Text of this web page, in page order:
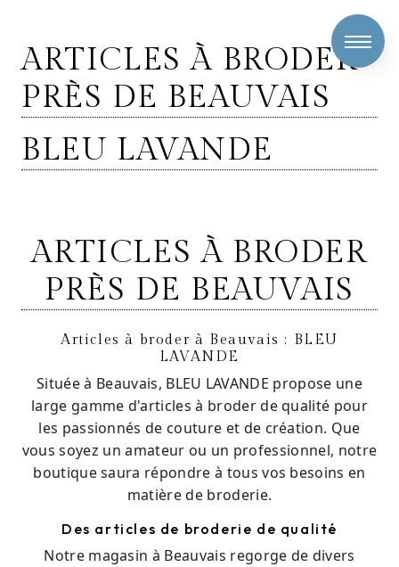
ARTICLES À BRODER
PRÈS DE BEAUVAIS
BLEU LAVANDE
ARTICLES À BRODER
PRÈS DE BEAUVAIS
Articles à broder à Beauvais : BLEU
LAVANDE
Située à Beauvais, BLEU LAVANDE propose une
large gamme d'articles à broder de qualité pour
les passionnés de couture et de création. Que
vous soyez un amateur ou un professionnel, notre
boutique saura répondre à tous vos besoins en
matière de broderie.
Des articles de broderie de qualité
Notre magasin à Beauvais regorge de divers